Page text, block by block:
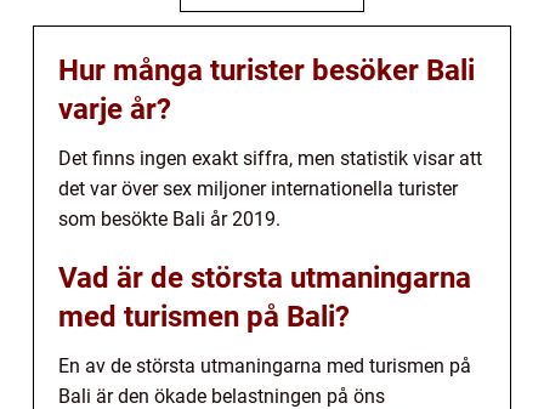
Hur många turister besöker Bali
varje år?
Det finns ingen exakt siffra, men statistik visar att
det var över sex miljoner internationella turister
som besökte Bali år 2019.
Vad är de största utmaningarna
med turismen på Bali?
En av de största utmaningarna med turismen på
Bali är den ökade belastningen på öns